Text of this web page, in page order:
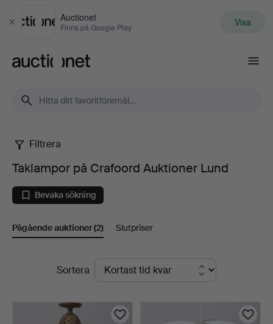
Stäng
Auctionet
Finns på Google Play Visa
Taklampor
på
Crafoord
Auktioner
Filtrera
Taklampor på Crafoord Auktioner Lund
Bevaka sökning
Pågående auktioner(2) Slutpriser
PågåendeSortera